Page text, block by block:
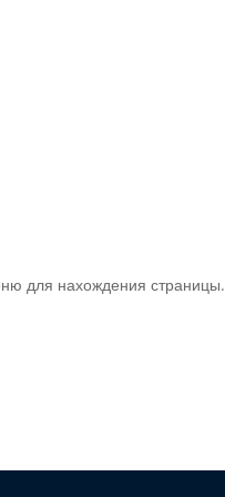
для нахождения страницы.